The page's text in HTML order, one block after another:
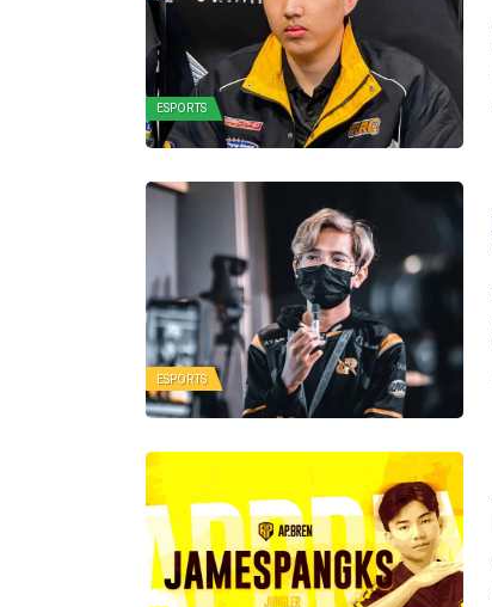
ESPORTS
ESPORTS